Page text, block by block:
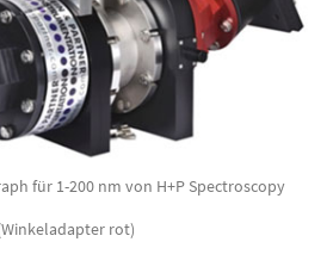
für 1-200 nm von H+P Spectroscopy
rot)